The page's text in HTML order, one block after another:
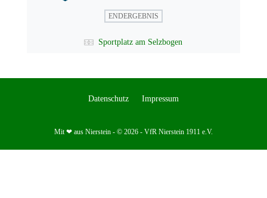
ENDERGEBNIS
Sportplatz am Selzbogen
Datenschutz Impressum
Mit ❤ aus Nierstein - © 2026 - VfR Nierstein 1911 e.V.